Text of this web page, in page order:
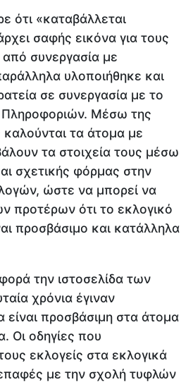
ότι «καταβάλλεται
σαφής εικόνα για τους
συνεργασία με
υλοποιήθηκε και
σε συνεργασία με το
Πληροφοριών. Μέσω της
καλούνται τα άτομα με
τα στοιχεία τους μέσω
σχετικής φόρμας στην
ώστε να μπορεί να
προτέρων ότι το εκλογικό
προσβάσιμο και κατάλληλα
την ιστοσελίδα των
χρόνια έγιναν
είναι προσβάσιμη στα άτομα
Οι οδηγίες που
εκλογείς στα εκλογικά
με την σχολή τυφλών